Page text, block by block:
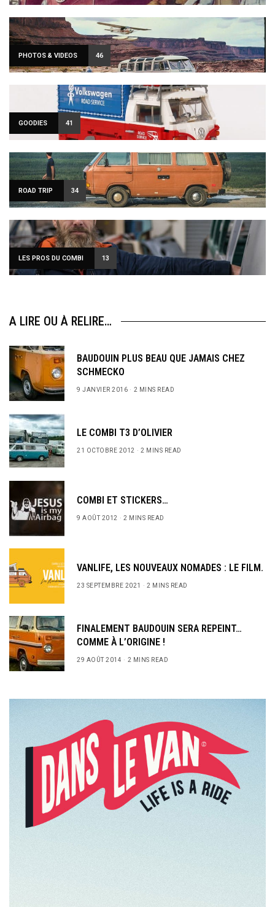
PHOTOS & VIDEOS 46
GOODIES 41
ROAD TRIP 34
LES PROS DU COMBI 13
A LIRE OU À RELIRE…
BAUDOUIN PLUS BEAU QUE JAMAIS CHEZ
SCHMECKO
9 JANVIER 2016 2 MINS READ
LE COMBI T3 D’OLIVIER
21 OCTOBRE 2012 2 MINS READ
COMBI ET STICKERS…
9 AOÛT 2012 2 MINS READ
VANLIFE, LES NOUVEAUX NOMADES : LE FILM.
23 SEPTEMBRE 2021 2 MINS READ
FINALEMENT BAUDOUIN SERA REPEINT…
COMME À L’ORIGINE !
29 AOÛT 2014 2 MINS READ